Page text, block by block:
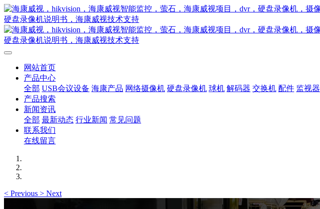
网站首页
产品中心
全部 USB会议设备 海康产品 网络摄像机 硬盘录像机 球机 解码器 交换机 配件 监视器
产品搜索
新闻资讯
全部 最新动态 行业新闻 常见问题
联系我们
在线留言
< Previous > Next